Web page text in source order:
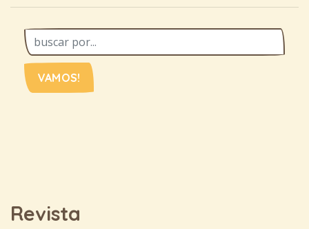
VAMOS!
Revista